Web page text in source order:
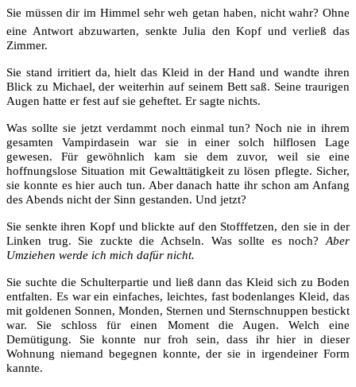
Sie müssen dir im Himmel sehr weh getan haben, nicht wahr? Ohne
eine Antwort abzuwarten, senkte Julia den Kopf und verließ das
Zimmer.
Sie stand irritiert da, hielt das Kleid in der Hand und wandte ihren
Blick zu Michael, der weiterhin auf seinem Bett saß. Seine traurigen
Augen hatte er fest auf sie geheftet. Er sagte nichts.
Was sollte sie jetzt verdammt noch einmal tun? Noch nie in ihrem
gesamten Vampirdasein war sie in einer solch hilflosen Lage
gewesen. Für gewöhnlich kam sie dem zuvor, weil sie eine
hoffnungslose Situation mit Gewalttätigkeit zu lösen pflegte. Sicher,
sie konnte es hier auch tun. Aber danach hatte ihr schon am Anfang
des Abends nicht der Sinn gestanden. Und jetzt?
Sie senkte ihren Kopf und blickte auf den Stofffetzen, den sie in der
Linken trug. Sie zuckte die Achseln. Was sollte es noch? Aber
Umziehen werde ich mich dafür nicht.
Sie suchte die Schulterpartie und ließ dann das Kleid sich zu Boden
entfalten. Es war ein einfaches, leichtes, fast bodenlanges Kleid, das
mit goldenen Sonnen, Monden, Sternen und Sternschnuppen bestickt
war. Sie schloss für einen Moment die Augen. Welch eine
Demütigung. Sie konnte nur froh sein, dass ihr hier in dieser
Wohnung niemand begegnen konnte, der sie in irgendeiner Form
kannte.